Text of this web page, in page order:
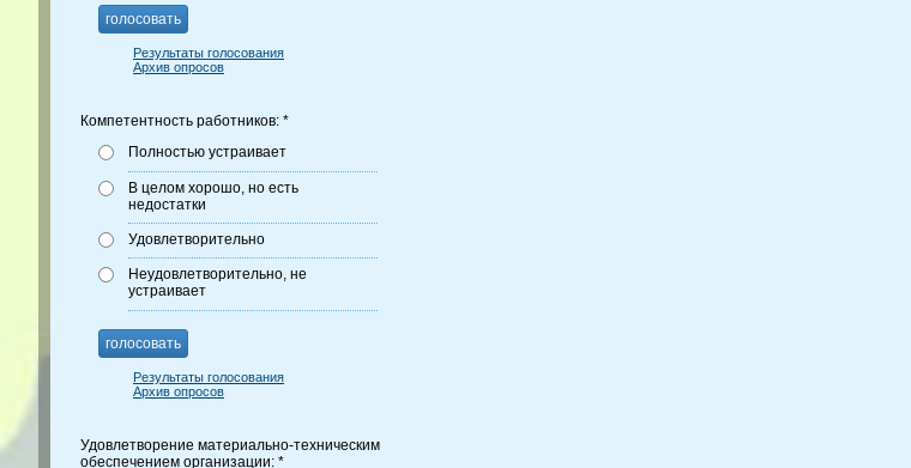
голосовать
Результаты голосования
Архив опросов
Компетентность работников: *
Полностью устраивает
В целом хорошо, но есть
недостатки
Удовлетворительно
Неудовлетворительно, не
устраивает
голосовать
Результаты голосования
Архив опросов
Удовлетворение материально-техническим
обеспечением организации: *